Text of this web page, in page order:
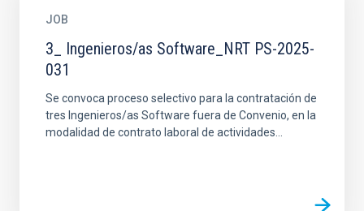
JOB
3_ Ingenieros/as Software_NRT PS-2025-
031
Se convoca proceso selectivo para la contratación de
tres Ingenieros/as Software fuera de Convenio, en la
modalidad de contrato laboral de actividades...